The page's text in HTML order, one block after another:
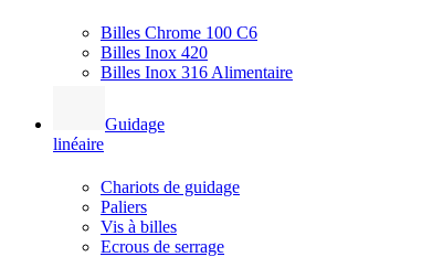
Billes Chrome 100 C6
Billes Inox 420
Billes Inox 316 Alimentaire
Guidage
linéaire
Chariots de guidage
Paliers
Vis à billes
Ecrous de serrage